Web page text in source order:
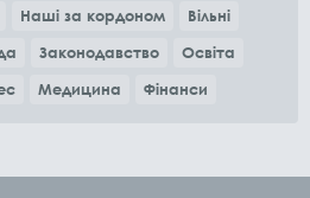
Наші за кордоном
Вільні
Законодавство
Освіта
Медицина Фінанси